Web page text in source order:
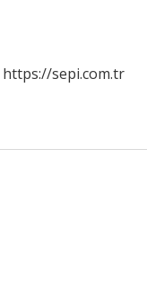
https://sepi.com.tr